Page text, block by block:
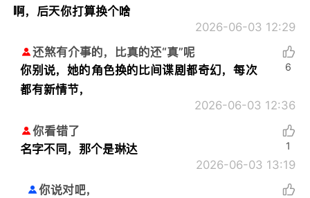
啊，后天你打算换个啥
2026-06-03 12:29
还煞有介事的，比真的还“真”呢
你别说，她的角色换的比间谍剧都奇幻，每次
都有新情节，
2026-06-03 12:36
6
你看错了
名字不同，那个是琳达
2026-06-03 13:19
1
你说对吧，